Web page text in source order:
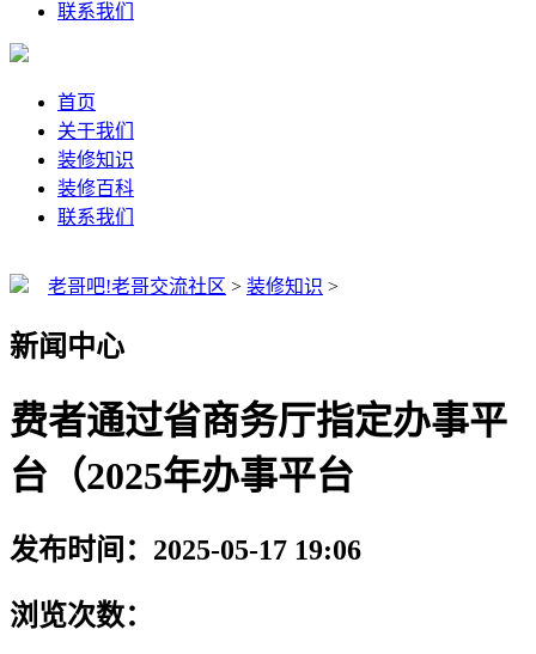
联系我们
首页
关于我们
装修知识
装修百科
联系我们
老哥吧!老哥交流社区 > 装修知识 >
新闻中心
费者通过省商务厅指定办事平
台（2025年办事平台
发布时间：2025-05-17 19:06
浏览次数：